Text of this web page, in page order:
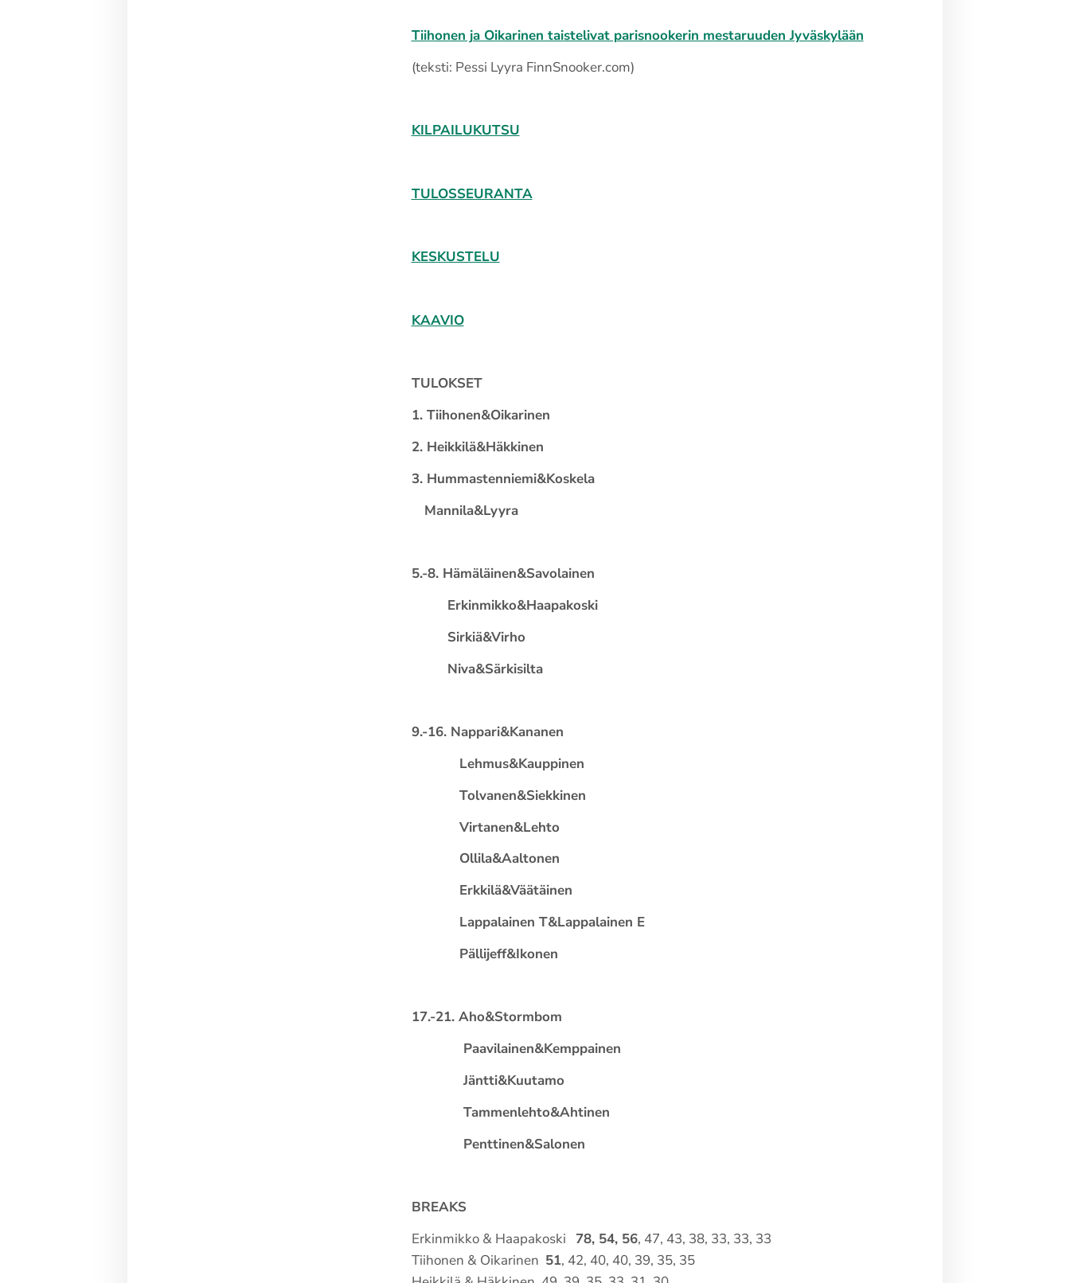
Tiihonen ja Oikarinen taistelivat parisnookerin mestaruuden Jyväskylään
(teksti: Pessi Lyyra FinnSnooker.com)
KILPAILUKUTSU
TULOSSEURANTA
KESKUSTELU
KAAVIO
TULOKSET
1. Tiihonen&Oikarinen
2. Heikkilä&Häkkinen
3. Hummastenniemi&Koskela
Mannila&Lyyra
5.-8. Hämäläinen&Savolainen
Erkinmikko&Haapakoski
Sirkiä&Virho
Niva&Särkisilta
9.-16. Nappari&Kananen
Lehmus&Kauppinen
Tolvanen&Siekkinen
Virtanen&Lehto
Ollila&Aaltonen
Erkkilä&Väätäinen
Lappalainen T&Lappalainen E
Pällijeff&Ikonen
17.-21. Aho&Stormbom
Paavilainen&Kemppainen
Jäntti&Kuutamo
Tammenlehto&Ahtinen
Penttinen&Salonen
BREAKS
Erkinmikko & Haapakoski 78, 54, 56, 47, 43, 38, 33, 33, 33
Tiihonen & Oikarinen 51, 42, 40, 40, 39, 35, 35